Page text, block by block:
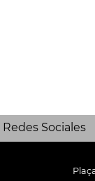
Redes Sociales